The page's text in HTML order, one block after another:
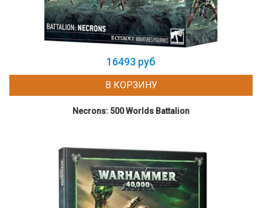
16493 руб
В КОРЗИНУ
Necrons: 500 Worlds Battalion